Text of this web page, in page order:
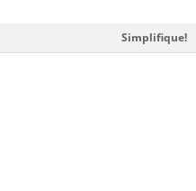
Simplifique!